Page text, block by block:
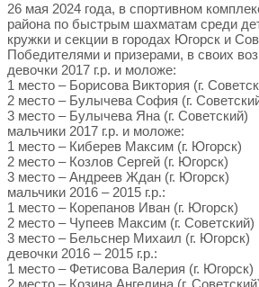
26 мая 2024 года, в спортивном
района по быстрым шахматам среди
кружки и секции в городах Югорск и
Победителями и призерами, в своих
девочки 2017 г.р. и моложе:
1 место – Борисова Виктория (г.
2 место – Булычева София (г.
3 место – Булычева Яна (г. Советский)
мальчики 2017 г.р. и моложе:
1 место – Киберев Максим (г. Югорск)
2 место – Козлов Сергей (г. Югорск)
3 место – Андреев Ждан (г. Югорск)
мальчики 2016 – 2015 г.р.:
1 место – Корепанов Иван (г. Югорск)
2 место – Чупеев Максим (г. Советский)
3 место – Бельснер Михаил (г. Югорск)
девочки 2016 – 2015 г.р.:
1 место – Фетисова Валерия (г. Югорск)